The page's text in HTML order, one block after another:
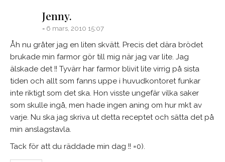
Jenny.
6 mars, 2010 15:07
Åh nu gråter jag en liten skvätt. Precis det dära brödet
brukade min farmor gör till mig när jag var lite. Jag
älskade det !! Tyvärr har farmor blivit lite virrig på sista
tiden och allt som fanns uppe i huvudkontoret funkar
inte riktigt som det ska. Hon visste ungefär vilka saker
som skulle ingå, men hade ingen aning om hur mkt av
varje. Nu ska jag skriva ut detta receptet och sätta det på
min anslagstavla.
Tack för att du räddade min dag !! =0).